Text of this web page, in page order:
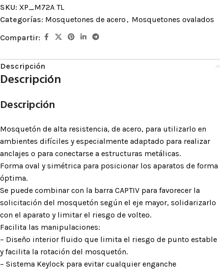
SKU: XP_M72A TL
Categorías: Mosquetones de acero , Mosquetones ovalados
Compartir:
Descripción
Descripción
Descripción
Mosquetón de alta resistencia, de acero, para utilizarlo en
ambientes difíciles y especialmente adaptado para realizar
anclajes o para conectarse a estructuras metálicas.
Forma oval y simétrica para posicionar los aparatos de forma
óptima.
Se puede combinar con la barra CAPTIV para favorecer la
solicitación del mosquetón según el eje mayor, solidarizarlo
con el aparato y limitar el riesgo de volteo.
Facilita las manipulaciones:
– Diseño interior fluido que limita el riesgo de punto estable
y facilita la rotación del mosquetón.
– Sistema Keylock para evitar cualquier enganche